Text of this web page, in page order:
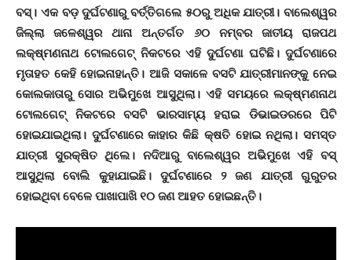
ବସ୍। ଏକ ବଡ଼ ଦୁର୍ଘଟଣାରୁ ବର୍ତ୍ତିଗଲେ ୫୦ରୁ ଅଧିକ ଯାତ୍ରୀ। ବାଲେଶ୍ୱର
ଜିଲ୍ଲା ଜଳେଶ୍ୱର ଥାନା ଅନ୍ତର୍ଗତ ୬୦ ନମ୍ବର ଜାତୀୟ ରାଜପଥ
ଲକ୍ଷ୍ମଣନାଥ ଟୋଲଗେଟ୍ ନିକଟରେ ଏହି ଦୁର୍ଘଟଣା ଘଟିଛି। ଦୁର୍ଘଟଣାରେ
ମୃତାହତ କେହି ହୋଇନାହାନ୍ତି। ଆଜି ସକାଳେ ବସଟି ଯାତ୍ରୀମାନଙ୍କୁ ନେଇ
କୋଲକାତାରୁ ସୋର ଅଭିମୁଖେ ଆସୁଥିଲା। ଏହି ସମୟରେ ଲକ୍ଷ୍ମଣନାଥ
ଟୋଲଗେଟ୍ ନିକଟରେ ବସଟି ଭାରସାମ୍ୟ ହରାଇ ଡିଭାଇଡରରେ ପିଟି
ହୋଇଯାଇଥିଲା। ଦୁର୍ଘଟଣାରେ କାହାର କିଛି କ୍ଷତି ହୋଇ ନଥିଲା। ସମସ୍ତ
ଯାତ୍ରୀ ସୁରକ୍ଷିତ ଥିଲେ। ନଦିଆରୁ ବାଲେଶ୍ୱର ଅଭିମୁଖେ ଏହି ବସ୍
ଆସୁଥିଲା ବୋଲି କୁହାଯାଇଛି। ଦୁର୍ଘଟଣାରେ ୨ ଜଣ ଯାତ୍ରୀ ଗୁରୁତର
ହୋଇଥିବା ବେଳେ ପାଖାପାଖି ୧୦ ଜଣ ଆହତ ହୋଇଛନ୍ତି।